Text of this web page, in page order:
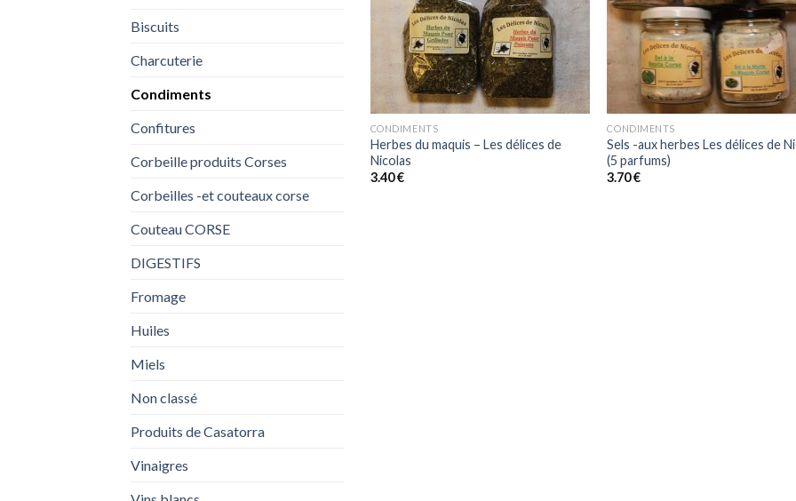
Biscuits
Charcuterie
Condiments
Confitures
Corbeille produits Corses
Corbeilles -et couteaux corse
Couteau CORSE
DIGESTIFS
Fromage
Huiles
Miels
Non classé
Produits de Casatorra
Vinaigres
CONDIMENTS
Herbes du maquis – Les délices de
Nicolas
3.40€
CONDIMENTS
Sels -aux herbes Les délices de
(5 parfums)
3.70€